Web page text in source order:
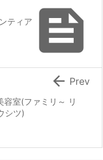

ティア
容室(ファミリ～ リ
シツ)
 Prev